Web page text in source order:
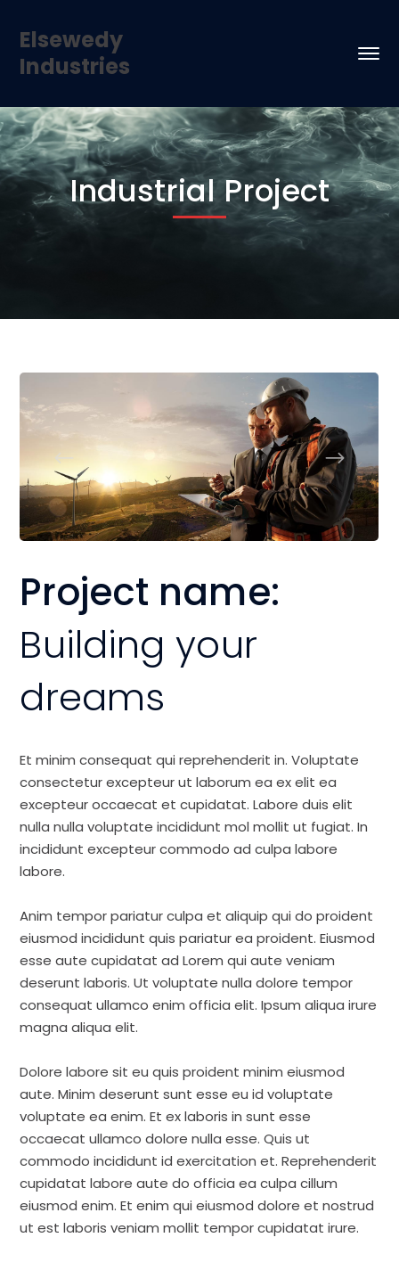
Elsewedy
Industries
Industrial Project
Project name:
Building your
dreams
Et minim consequat qui reprehenderit in. Voluptate
consectetur excepteur ut laborum ea ex elit ea
excepteur occaecat et cupidatat. Labore duis elit
nulla nulla voluptate incididunt mol mollit ut fugiat. In
incididunt excepteur commodo ad culpa labore
labore.
Anim tempor pariatur culpa et aliquip qui do proident
eiusmod incididunt quis pariatur ea proident. Eiusmod
esse aute cupidatat ad Lorem qui aute veniam
deserunt laboris. Ut voluptate nulla dolore tempor
consequat ullamco enim officia elit. Ipsum aliqua irure
magna aliqua elit.
Dolore labore sit eu quis proident minim eiusmod
aute. Minim deserunt sunt esse eu id voluptate
voluptate ea enim. Et ex laboris in sunt esse
occaecat ullamco dolore nulla esse. Quis ut
commodo incididunt id exercitation et. Reprehenderit
cupidatat labore aute do officia ea culpa cillum
eiusmod enim. Et enim qui eiusmod dolore et nostrud
ut est laboris veniam mollit tempor cupidatat irure.